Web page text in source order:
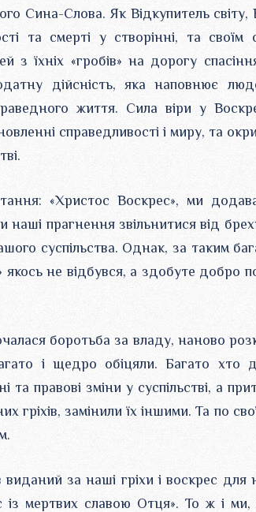
Сина-Слова. Як Відкупитель світу,
та смерті у створінні, та своїм
з їхніх «гробів» на дорогу
дійсність, яка наповнює
життя. Сила віри у
справедливості і миру, та
«Христос Воскрес», ми
прагнення звільнитися від
суспільства. Однак, за таким
не відбувся, а здобуте добро
боротьба за владу, наново
і щедро обіцяли. Багато хто
та правові зміни у суспільстві, а
гріхів, замінили їх іншими. Та по
за наші гріхи і воскрес для
із мертвих славою Отця». То ж і